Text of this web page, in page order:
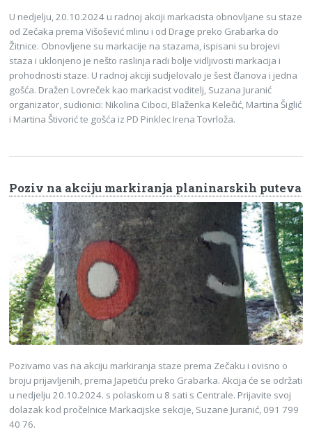
U nedjelju, 20.10.2024 u radnoj akciji markacista obnovljane su staze
od Zečaka prema Višošević mlinu i od Drage preko Grabarka do
Žitnice. Obnovljene su markacije na stazama, ispisani su brojevi
staza i uklonjeno je nešto raslinja radi bolje vidljivosti markacija i
prohodnosti staze. U radnoj akciji sudjelovalo je šest članova i jedna
gošća. Dražen Lovreček kao markacist voditelj, Suzana Juranić
organizator, sudionici: Nikolina Ciboci, Blaženka Kelečić, Martina Šiglić
i Martina Štivorić te gošća iz PD Pinklec Irena Tovrloža.
Poziv na akciju markiranja planinarskih puteva
Pozivamo vas na akciju markiranja staze prema Zečaku i ovisno o
broju prijavljenih, prema Japetiću preko Grabarka. Akcija će se održati
u nedjelju 20.10.2024. s polaskom u 8 sati s Centrale. Prijavite svoj
dolazak kod pročelnice Markacijske sekcije, Suzane Juranić, 091 799
40 76.